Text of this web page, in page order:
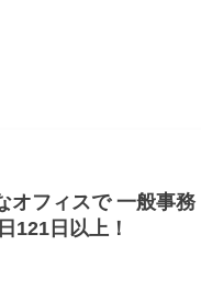
オフィスで 一般事
121日以上！